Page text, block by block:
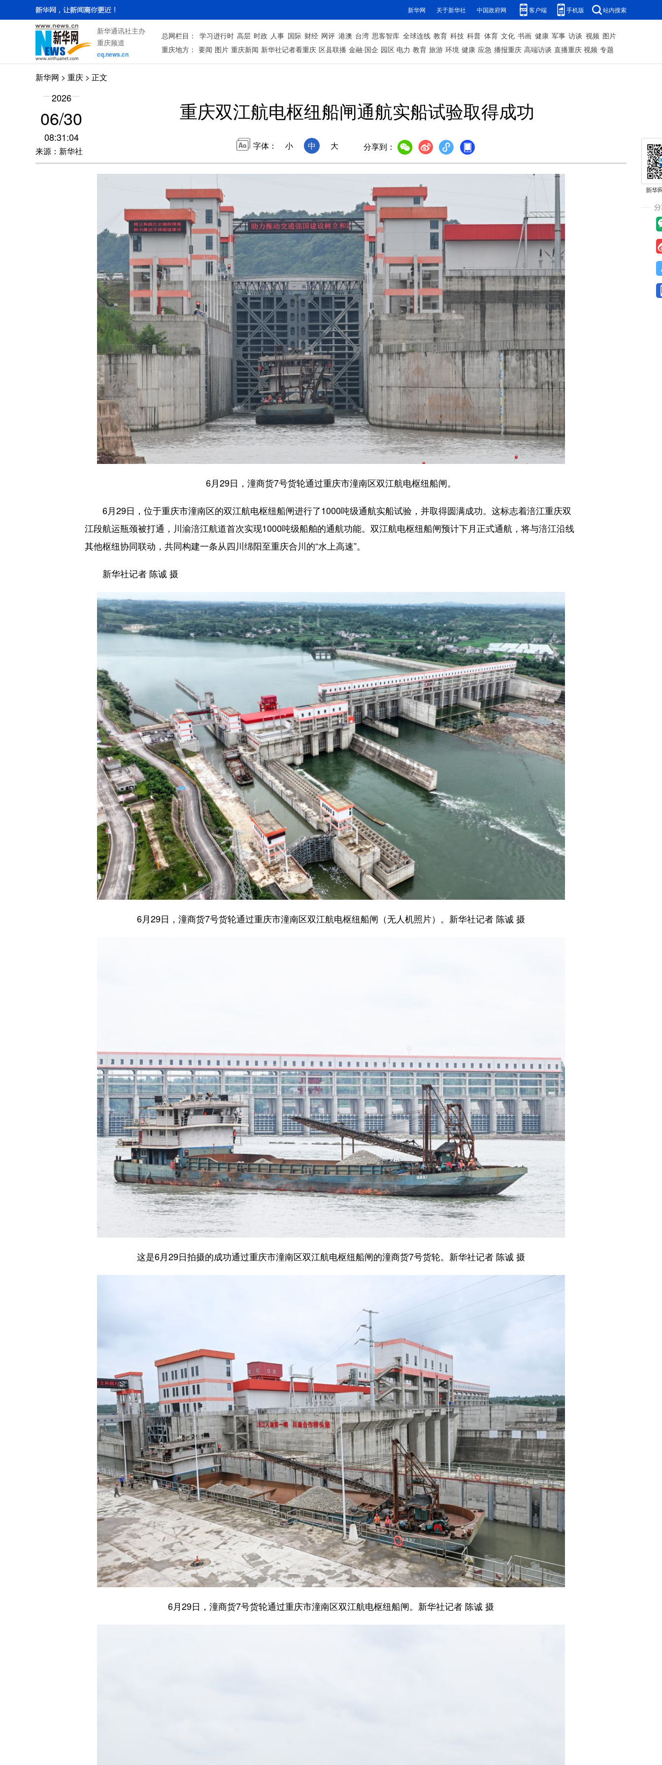
新华网 关于新华社 中国政府网 客户端 手机版 站内搜索
新华通讯社主办
重庆频道
cq.news.cn
总网栏目： 学习进行时 高层 时政 人事 国际 财经 网评 港澳 台湾 思客智库 全球连线 教育 科技 科普 体育 文化 书画 健康 军事 访谈 视频 图片
重庆地方： 要闻 图片 重庆新闻 新华社记者看重庆 区县联播 金融·国企 园区 电力 教育 旅游 环境 健康 应急 播报重庆 高端访谈 直播重庆 视频 专题
新华网 > 重庆 > 正文
2026
06/30
08:31:04
来源：新华社
重庆双江航电枢纽船闸通航实船试验取得成功
字体： 小 中 大 分享到：
6月29日，潼商货7号货轮通过重庆市潼南区双江航电枢纽船闸。
6月29日，位于重庆市潼南区的双江航电枢纽船闸进行了1000吨级通航实船试验，并取得圆满成功。这标志着涪江重庆双
江段航运瓶颈被打通，川渝涪江航道首次实现1000吨级船舶的通航功能。双江航电枢纽船闸预计下月正式通航，将与涪江沿线
其他枢纽协同联动，共同构建一条从四川绵阳至重庆合川的“水上高速”。
新华社记者 陈诚 摄
6月29日，潼商货7号货轮通过重庆市潼南区双江航电枢纽船闸（无人机照片）。新华社记者 陈诚 摄
这是6月29日拍摄的成功通过重庆市潼南区双江航电枢纽船闸的潼商货7号货轮。新华社记者 陈诚 摄
6月29日，潼商货7号货轮通过重庆市潼南区双江航电枢纽船闸。新华社记者 陈诚 摄